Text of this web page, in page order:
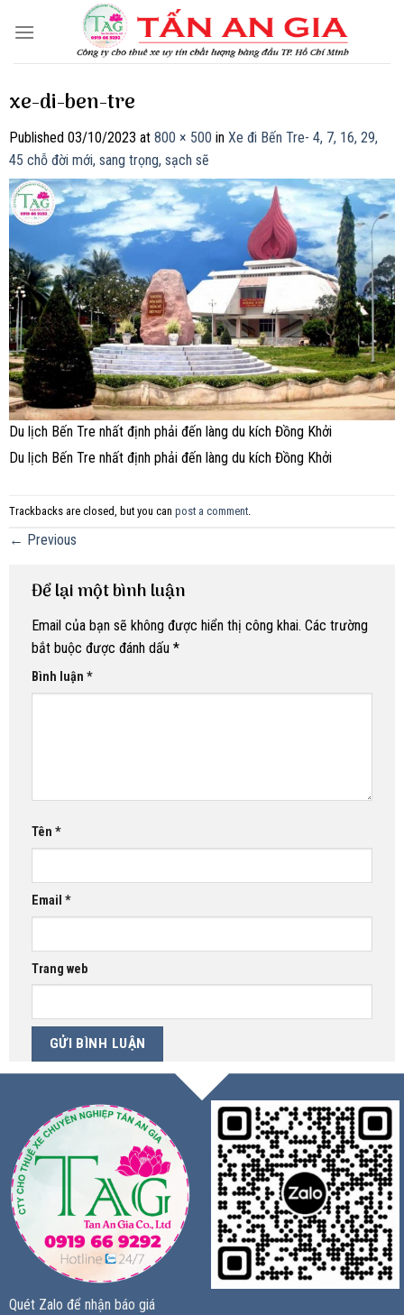
xe-di-ben-tre
Published 03/10/2023 at 800 × 500 in Xe đi Bến Tre- 4, 7, 16, 29,
45 chỗ đời mới, sang trọng, sạch sẽ
Du lịch Bến Tre nhất định phải đến làng du kích Đồng Khởi
Du lịch Bến Tre nhất định phải đến làng du kích Đồng Khởi
Trackbacks are closed, but you can post a comment
← Previous
Để lại một bình luận
Email của bạn sẽ không được hiển thị công khai. Các trường
bắt buộc được đánh dấu *
Bình luận *
Tên *
Email *
Trang web
Quét Zalo để nhận báo giá